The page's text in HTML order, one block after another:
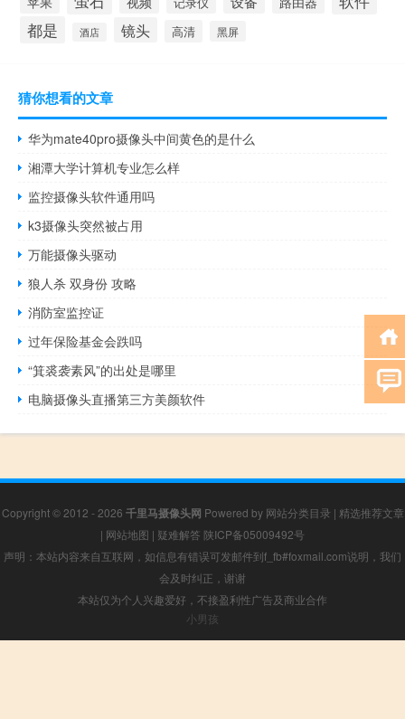
都是
酒店 镜头 高清 黑屏
猜你想看的文章
华为mate40pro摄像头中间黄色的是什么
湘潭大学计算机专业怎么样
监控摄像头软件通用吗
k3摄像头突然被占用
万能摄像头驱动
狼人杀 双身份 攻略
消防室监控证
过年保险基金会跌吗
“箕裘袭素风”的出处是哪里
电脑摄像头直播第三方美颜软件
Copyright © 2012 - 2026 千里马摄像头网 Powered by 网站分类目录 | 精选推荐文章
| 网站地图 | 疑难解答 陕ICP备05009492号
声明：本站内容来自互联网，如信息有错误可发邮件到f_fb#foxmail.com说明，我们
会及时纠正，谢谢
本站仅为个人兴趣爱好，不接盈利性广告及商业合作
小男孩